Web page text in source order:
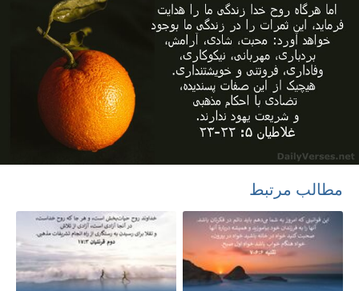
مطالب مرتبط